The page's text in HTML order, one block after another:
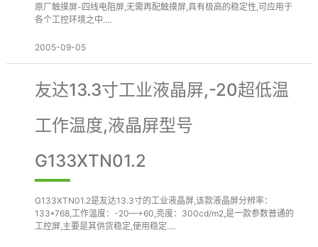
原厂触摸屏-四线电阻屏,无需再配触摸屏,具有极高的稳定性,可应用于
各个工控环境之中....
2005-09-05
友达13.3寸工业液晶屏,-20超低温
工作温度,液晶屏型号
G133XTN01.2
G133XTN01.2是友达13.3寸的工业液晶屏,该款液晶屏分辨率：
133*768,工作温度：-20—+60,亮度：300cd/m2,是一款参数普通的
工控屏,主要是其供货稳定,使用稳定....